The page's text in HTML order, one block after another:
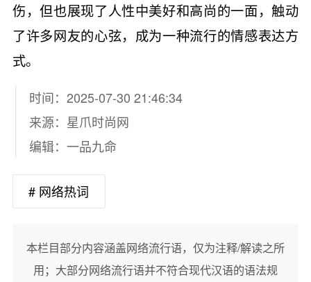
伤，但也展现了人性中美好和高尚的一面，触动
了许多网友的心弦，成为一种流行的情感表达方
式。
时间：2025-07-30 21:46:34
来源： 星爪时尚网
编辑：一品九命
# 网络热词
本栏目部分内容涵盖网络流行语，仅为注释/解读之所
用；大部分网络流行语并不符合现代汉语的语法规